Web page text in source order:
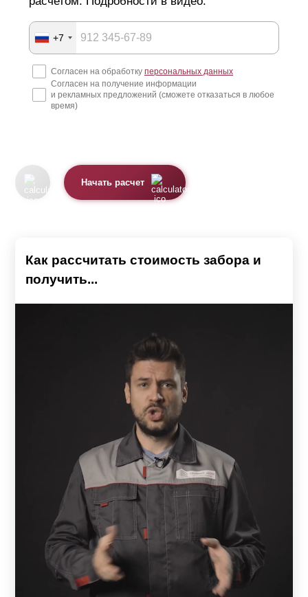
+7
Согласен на обработку персональных данных
Согласен на получение информации
и рекламных предложений (сможете отказаться в любое
время)
Начать расчет
Как рассчитать стоимость забора и
получить...